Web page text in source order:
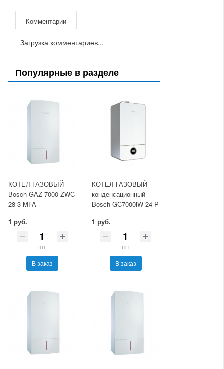
Комментарии
Загрузка комментариев...
Популярные в разделе
КОТЕЛ ГАЗОВЫЙ
Bosch GAZ 7000 ZWC
28-3 MFA
1 руб.
шт
В заказ
КОТЕЛ ГАЗОВЫЙ
конденсационный
Bosch GC7000iW 24 P
1 руб.
шт
В заказ